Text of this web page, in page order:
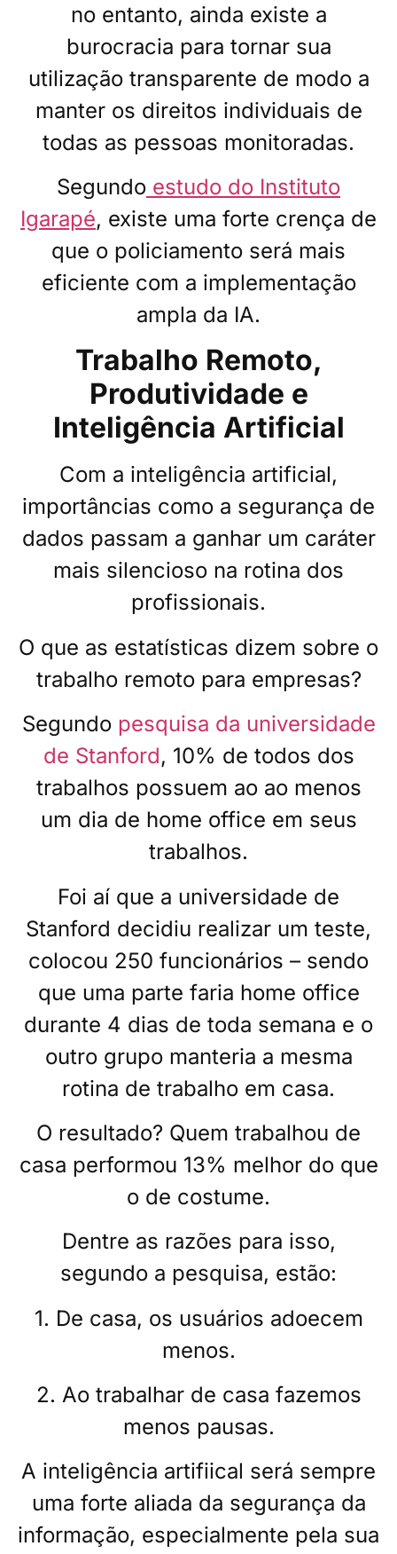
no entanto, ainda existe a
burocracia para tornar sua
utilização transparente de modo a
manter os direitos individuais de
todas as pessoas monitoradas.
Segundo estudo do Instituto
Igarapé, existe uma forte crença de
que o policiamento será mais
eficiente com a implementação
ampla da IA.
Trabalho Remoto,
Produtividade e
Inteligência Artificial
Com a inteligência artificial,
importâncias como a segurança de
dados passam a ganhar um caráter
mais silencioso na rotina dos
profissionais.
O que as estatísticas dizem sobre o
trabalho remoto para empresas?
Segundopesquisa da universidade
de Stanford, 10% de todos dos
trabalhos possuem ao ao menos
um dia de home office em seus
trabalhos.
Foi aí que a universidade de
Stanford decidiu realizar um teste,
colocou 250 funcionários – sendo
que uma parte faria home office
durante 4 dias de toda semana e o
outro grupo manteria a mesma
rotina de trabalho em casa.
O resultado? Quem trabalhou de
casa performou 13% melhor do que
o de costume.
Dentre as razões para isso,
segundo a pesquisa, estão:
1. De casa, os usuários adoecem
menos.
2. Ao trabalhar de casa fazemos
menos pausas.
A inteligência artifiical será sempre
uma forte aliada da segurança da
informação, especialmente pela sua